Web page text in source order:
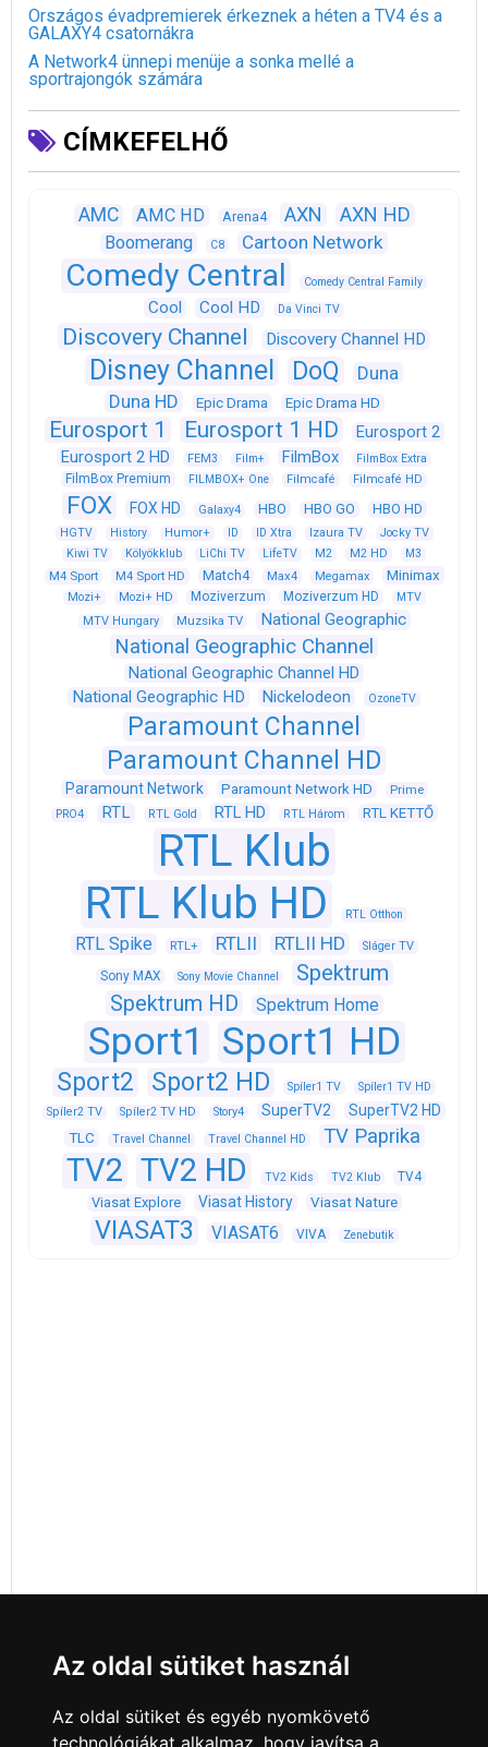
Országos évadpremierek érkeznek a héten a TV4 és a
GALAXY4 csatornákra
A Network4 ünnepi menüje a sonka mellé a
sportrajongók számára
CÍMKEFELHŐ
AMC AMC HD Arena4 AXN AXN HD
Boomerang C8 Cartoon Network
Comedy Central Comedy Central Family
Cool Cool HD Da Vinci TV
Discovery Channel Discovery Channel HD
Disney Channel DoQ
Duna
Duna HD
Epic Drama Epic Drama HD
Eurosport 1 Eurosport 1 HD
Eurosport 2
Eurosport 2 HD
FEM3 Film+ FilmBox FilmBox Extra
FilmBox Premium FILMBOX+ One Filmcafé Filmcafé HD
FOX FOX HD Galaxy4 HBO HBO GO HBO HD
HGTV History Humor+ ID ID Xtra Izaura TV
Jocky TV
Kiwi TV
Kölyökklub LiChi TV LifeTV M2 M2 HD M3
M4 Sport M4 Sport HD Match4 Max4 Megamax Minimax
Mozi+ Mozi+ HD Moziverzum Moziverzum HD
MTV
MTV Hungary
Muzsika TV National Geographic
National Geographic Channel
National Geographic Channel HD
National Geographic HD
Nickelodeon OzoneTV
Paramount Channel
Paramount Channel HD
Paramount Network Paramount Network HD Prime
PRO4 RTL RTL Gold RTL HD RTL Három RTL KETTŐ
RTL Klub
RTL Klub HD
RTL Otthon
RTL Spike RTL+ RTLII RTLII HD Sláger TV
Sony MAX Sony Movie Channel
Spektrum
Spektrum HD
Spektrum Home
Sport1 Sport1 HD
Sport2 Sport2 HD Spíler1 TV
Spíler1 TV HD
Spíler2 TV
Spíler2 TV HD Story4 SuperTV2 SuperTV2 HD
TLC Travel Channel Travel Channel HD TV Paprika
TV2 TV2 HD TV2 Kids TV2 Klub TV4
Viasat Explore Viasat History Viasat Nature
VIASAT3 VIASAT6 VIVA Zenebutik
Az oldal sütiket használ
Az oldal sütiket és egyéb nyomkövető
technológiákat alkalmaz, hogy javítsa a